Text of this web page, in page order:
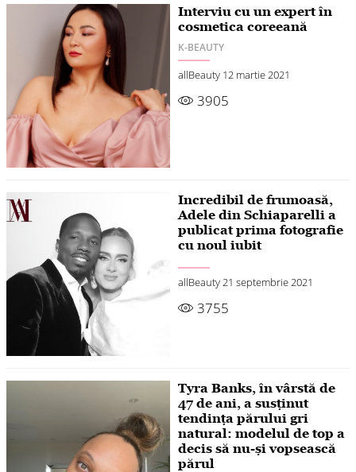
Interviu cu un expert în
cosmetica coreeană
K-BEAUTY
allBeauty 12 martie 2021
3905
Incredibil de frumoasă,
Adele din Schiaparelli a
publicat prima fotografie
cu noul iubit
allBeauty21 septembrie 2021
3755
Tyra Banks, în vârstă de
47 de ani, a susținut
tendința părului gri
natural: modelul de top a
decis să nu-și vopsească
părul